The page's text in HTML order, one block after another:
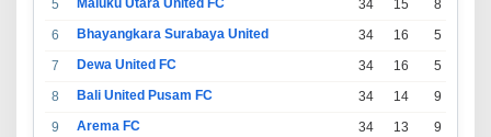
5
Maluku Utara United FC 34 15 8
6
Bhayangkara Surabaya United 34 16 5
7
Dewa United FC 34 16 5
8
Bali United Pusam FC 34 14 9
9
Arema FC 34 13 9